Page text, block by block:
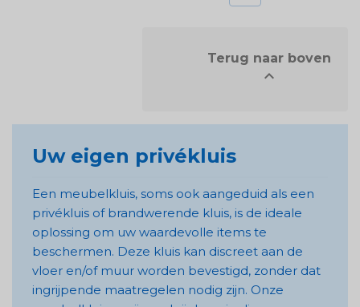

Uw eigen privékluis
Een meubelkluis, soms ook aangeduid als een
privékluis of brandwerende kluis, is de ideale
oplossing om uw waardevolle items te
beschermen. Deze kluis kan discreet aan de
vloer en/of muur worden bevestigd, zonder dat
ingrijpende maatregelen nodig zijn. Onze